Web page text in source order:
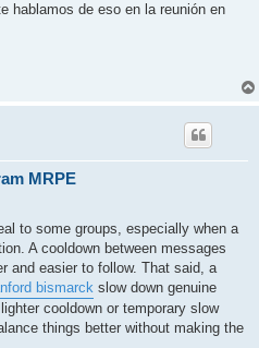
hablamos de eso en la reunión en
MRPE
to some groups, especially when a
A cooldown between messages
and easier to follow. That said, a
bismarck slow down genuine
cooldown or temporary slow
things better without making the